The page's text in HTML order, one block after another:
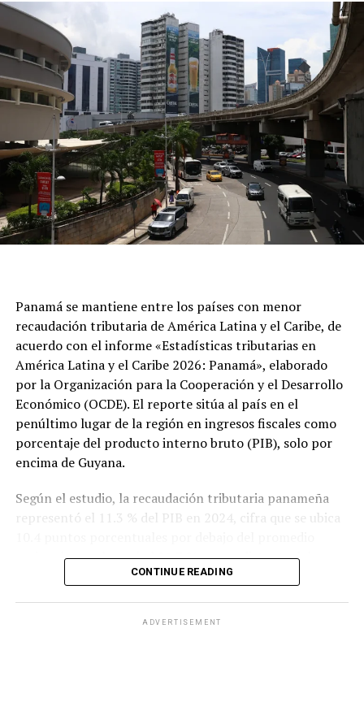
Panamá se mantiene entre los países con menor
recaudación tributaria de América Latina y el Caribe, de
acuerdo con el informe «Estadísticas tributarias en
América Latina y el Caribe 2026: Panamá», elaborado
por la Organización para la Cooperación y el Desarrollo
Económico (OCDE). El reporte sitúa al país en el
penúltimo lugar de la región en ingresos fiscales como
porcentaje del producto interno bruto (PIB), solo por
encima de Guyana.
Según el estudio, la recaudación tributaria panameña
representó el 11.3 % del PIB en 2024, cifra que se ubica
regional, que alcanzó el 21.7 %, y muy distante del
promedio de los países miembros de la OCDE, que fue
El informe también evidencia un deterioro en la
CONTINUE READING
ADVERTISEMENT